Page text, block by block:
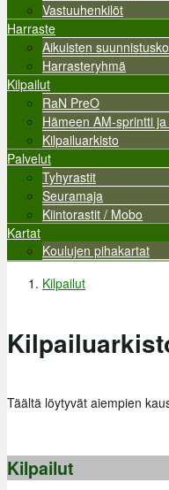
Vastuuhenkilöt
Harraste
Aikuisten
Harrasteryhmä
Kilpailut
RaN PreO
Hämeen AM-sprintti
Kilpailuarkisto
Palvelut
Tyhyrastit
Seuramaja
Kiintorastit / Mobo
Kartat
Koulujen pihakartat
Kilpailut
Täältä löytyvät aiempien
Kilpailut